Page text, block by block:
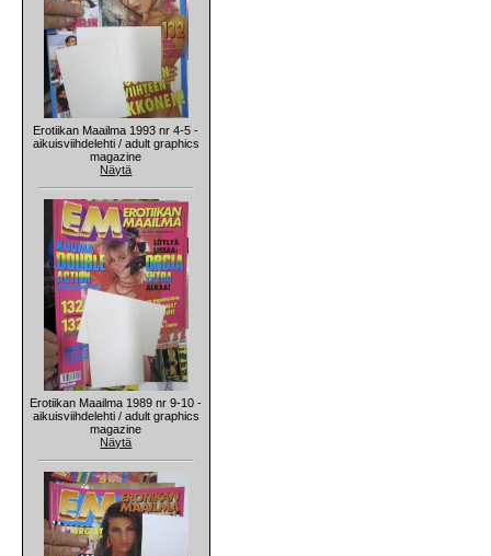
Erotiikan Maailma 1993 nr 4-5 -
aikuisviihdelehti / adult graphics
magazine
Näytä
Erotiikan Maailma 1989 nr 9-10 -
aikuisviihdelehti / adult graphics
magazine
Näytä